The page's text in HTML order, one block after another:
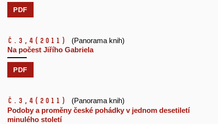
PDF
č.3,4 (2011)
(Panorama knih)
Na počest Jiřího Gabriela
PDF
č.3,4 (2011)
(Panorama knih)
Podoby a proměny české pohádky v jednom desetiletí
minulého století